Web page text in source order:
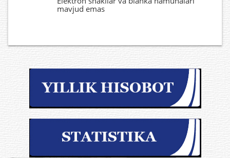
mavjud emas